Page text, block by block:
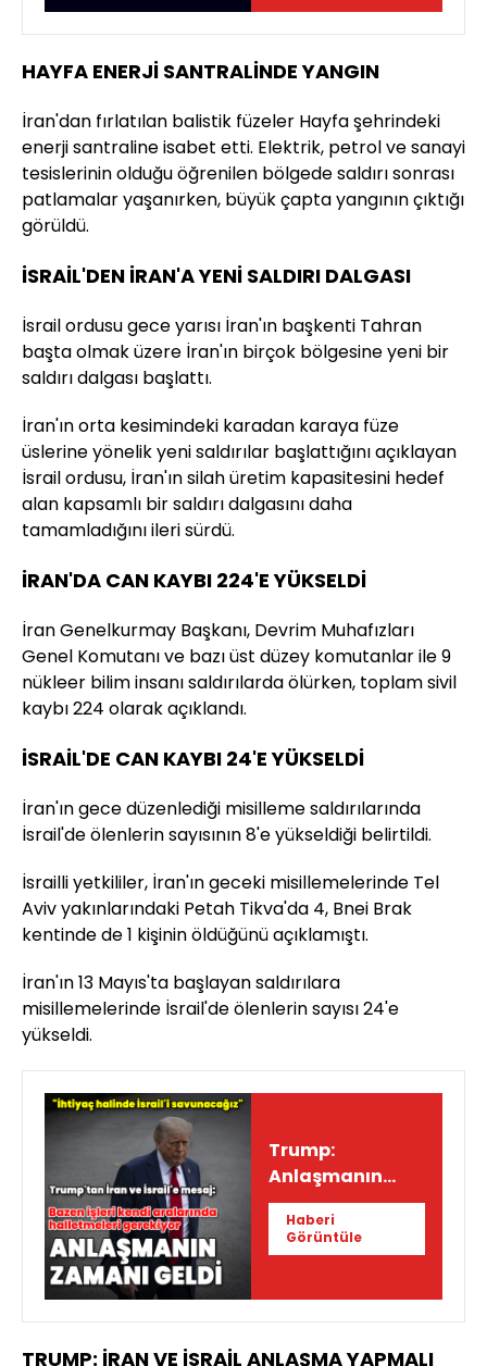
HAYFA ENERJİ SANTRALİNDE YANGIN
İran'dan fırlatılan balistik füzeler Hayfa şehrindeki
enerji santraline isabet etti. Elektrik, petrol ve sanayi
tesislerinin olduğu öğrenilen bölgede saldırı sonrası
patlamalar yaşanırken, büyük çapta yangının çıktığı
görüldü.
İSRAİL'DEN İRAN'A YENİ SALDIRI DALGASI
İsrail ordusu gece yarısı İran'ın başkenti Tahran
başta olmak üzere İran'ın birçok bölgesine yeni bir
saldırı dalgası başlattı.
İran'ın orta kesimindeki karadan karaya füze
üslerine yönelik yeni saldırılar başlattığını açıklayan
İsrail ordusu, İran'ın silah üretim kapasitesini hedef
alan kapsamlı bir saldırı dalgasını daha
tamamladığını ileri sürdü.
İRAN'DA CAN KAYBI 224'E YÜKSELDİ
İran Genelkurmay Başkanı, Devrim Muhafızları
Genel Komutanı ve bazı üst düzey komutanlar ile 9
nükleer bilim insanı saldırılarda ölürken, toplam sivil
kaybı 224 olarak açıklandı.
İSRAİL'DE CAN KAYBI 24'E YÜKSELDİ
İran'ın gece düzenlediği misilleme saldırılarında
İsrail'de ölenlerin sayısının 8'e yükseldiği belirtildi.
İsrailli yetkililer, İran'ın geceki misillemelerinde Tel
Aviv yakınlarındaki Petah Tikva'da 4, Bnei Brak
kentinde de 1 kişinin öldüğünü açıklamıştı.
İran'ın 13 Mayıs'ta başlayan saldırılara
misillemelerinde İsrail'de ölenlerin sayısı 24'e
yükseldi.
Trump:
Anlaşmanın
zamanı geldi
Haberi
Görüntüle
TRUMP: İRAN VE İSRAİL ANLAŞMA YAPMALI